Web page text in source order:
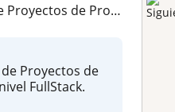
FullStack. JavaScript, PHP, Python, Laravel, C
Proyectos de
FullStack.